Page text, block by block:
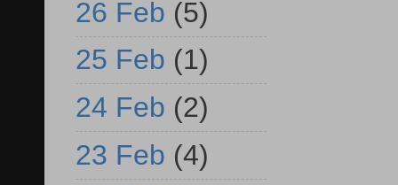
26 Feb (5)
25 Feb (1)
24 Feb (2)
23 Feb (4)